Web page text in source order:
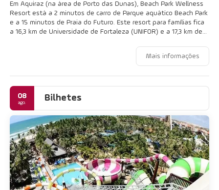
Em Aquiraz (na área de Porto das Dunas), Beach Park Wellness
Resort está a 2 minutos de carro de Parque aquático Beach Park
e a 15 minutos de Praia do Futuro. Este resort para famílias fica
a 16,3 km de Universidade de Fortaleza (UNIFOR) e a 17,3 km de
Presenteie-se com uma visita ao spa, que oferece massagens.
piscinas externas, uma sauna seca e uma academia. Este resort
oferece comodidades como Wi-Fi de cortesia, sala de jogos e
loja de presentes/banca de jornal.
Sinta-se em casa em um de nossos 143 quartos com ar-
condicionado, micro-ondas e frigobares. Nos quartos, você
encontra TVs LCD 32 polegadas com canais digitais para a sua
diversão, além de Wi-Fi de cortesia para navegar na web.
Banheiros apresentam chuveiros, produtos de toalete de grife e
secadores de cabelo. As comodidades incluem cofres e
escrivaninhas, além de telefones com chamadas locais grátis.
Mais informações
08
ago. Bilhetes